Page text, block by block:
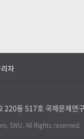
자
220동 517호 국제문제연
SNU. All Rights reserved.